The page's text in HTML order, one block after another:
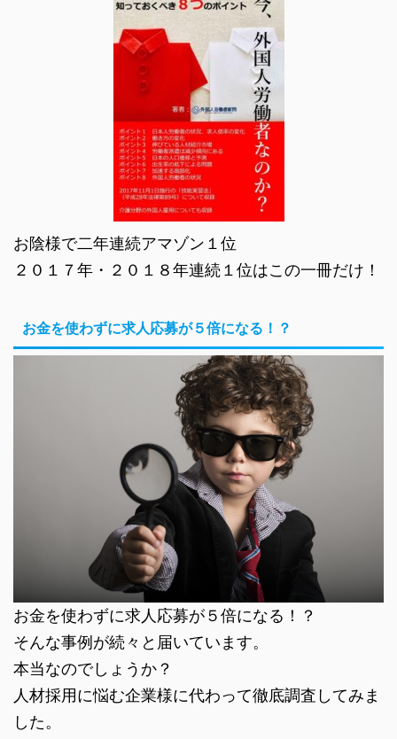
お陰様で二年連続アマゾン１位
２０１７年・２０１８年連続１位はこの一冊だけ！
お金を使わずに求人応募が５倍になる！？
お金を使わずに求人応募が５倍になる！？
そんな事例が続々と届いています。
本当なのでしょうか？
人材採用に悩む企業様に代わって徹底調査してみま
した。